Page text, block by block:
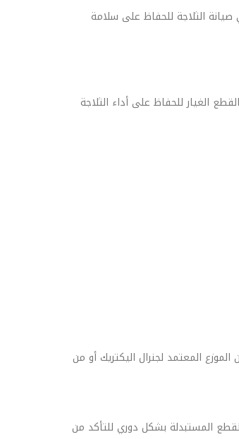
الثلاجة للحفاظ على سلامة
الغيار للحفاظ على أداء الثلاجة
المعتمد لجنرال اليكتريك أو من
المستبدلة بشكل دوري للتأكد من